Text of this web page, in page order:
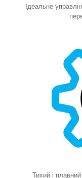
Ідеальне
Тихий і плавний